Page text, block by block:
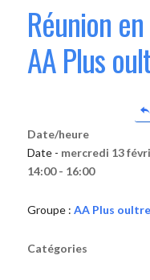
Réunion
AA Plus
Date/heure
Date - mercredi 13
14:00 - 16:00
Groupe : AA Plus oultre
Catégories